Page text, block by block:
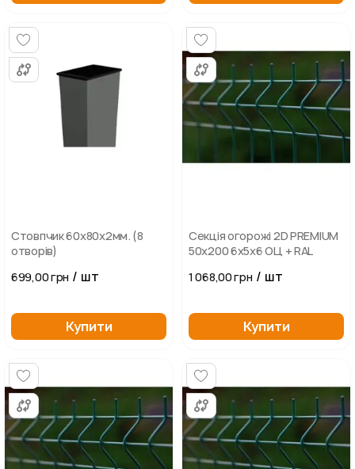
Стовпчик 60х80х2мм. (8
отворів)
699,00 грн / шт
Купити
Секція огорожі 2D PREMIUM
50х200 6х5х6 ОЦ + RAL
1 068,00 грн / шт
Купити